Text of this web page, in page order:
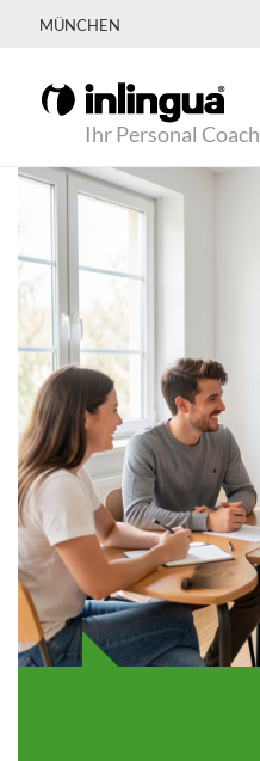
MÜNCHEN
Ihr Personal